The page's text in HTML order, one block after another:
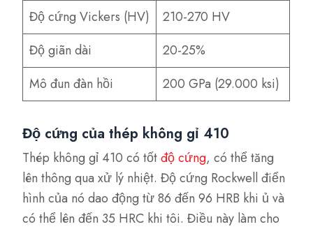
Độ cứng Vickers (HV)
210-270 HV
Độ giãn dài
20-25%
Mô đun đàn hồi
200 GPa (29.000 ksi)
Độ cứng của thép không gỉ 410
Thép không gỉ 410 có tốtđộ cứng, có thể tăng
lên thông qua xử lý nhiệt. Độ cứng Rockwell điển
hình của nó dao động từ 86 đến 96 HRB khi ủ và
có thể lên đến 35 HRC khi tôi. Điều này làm cho